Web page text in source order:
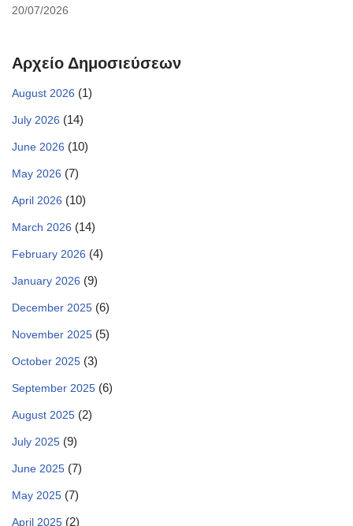
20/07/2026
Αρχείο Δημοσιεύσεων
August 2026 (1)
July 2026 (14)
June 2026 (10)
May 2026 (7)
April 2026 (10)
March 2026 (14)
February 2026 (4)
January 2026 (9)
December 2025 (6)
November 2025 (5)
October 2025 (3)
September 2025 (6)
August 2025 (2)
July 2025 (9)
June 2025 (7)
May 2025 (7)
April 2025 (2)